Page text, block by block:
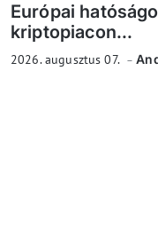
Európai
kriptopiacon...
2026. augusztus 07.